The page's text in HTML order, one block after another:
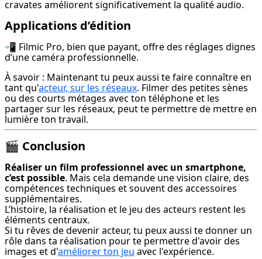
cravates améliorent significativement la qualité audio.
Applications d’édition
📲 Filmic Pro, bien que payant, offre des réglages dignes
d’une caméra professionnelle.
À savoir : Maintenant tu peux aussi te faire connaître en
tant qu'acteur, sur les réseaux. Filmer des petites sènes
ou des courts métages avec ton téléphone et les
partager sur les réseaux, peut te permettre de mettre en
lumière ton travail.
🎬 Conclusion
Réaliser un film professionnel avec un smartphone,
c’est possible. Mais cela demande une vision claire, des
compétences techniques et souvent des accessoires
supplémentaires.
L’histoire, la réalisation et le jeu des acteurs restent les
éléments centraux.
Si tu rêves de devenir acteur, tu peux aussi te donner un
rôle dans ta réalisation pour te permettre d'avoir des
images et d'améliorer ton jeu avec l'expérience.